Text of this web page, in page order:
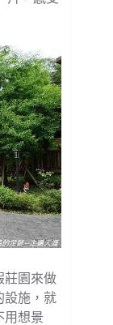
莊園來做
設施，就
用想景